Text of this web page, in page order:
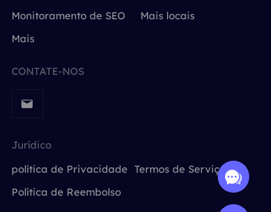
Monitoramento de SEO
Mais
Mais locais
CONTATE-NOS
Jurídico
política de Privacidade Termos de Serviço
Política de Reembolso